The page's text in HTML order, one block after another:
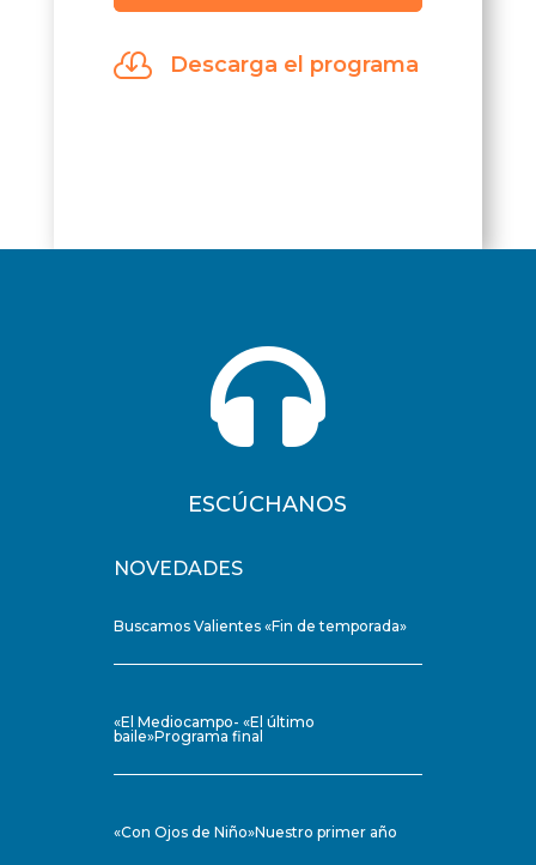
de
 Descarga el programa

ESCÚCHANOS
NOVEDADES
Buscamos Valientes «Fin de temporada»
«El Mediocampo- «El último
baile»Programa final
«Con Ojos de Niño»Nuestro primer año